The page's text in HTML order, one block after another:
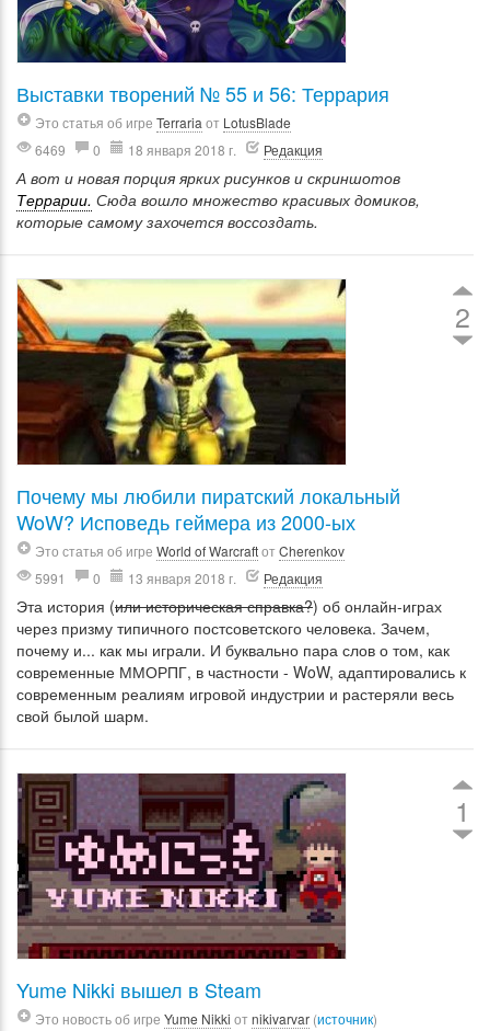
Выставки творений № 55 и 56: Террария
Это статья об игре Terraria от LotusBlade
6469
0 18 января 2018 г. Редакция
А вот и новая порция ярких рисунков и скриншотов
Террарии. Сюда вошло множество красивых домиков,
которые самому захочется воссоздать.
2
Почему мы любили пиратский локальный
WoW? Исповедь геймера из 2000-ых
Это статья об игре World of WarcraftотCherenkov
5991
0 13 января 2018 г. Редакция
Эта история (или историческая справка?) об онлайн-играх
через призму типичного постсоветского человека. Зачем,
почему и... как мы играли. И буквально пара слов о том, как
современные ММОРПГ, в частности - WoW, адаптировались к
современным реалиям игровой индустрии и растеряли весь
свой былой шарм.
1
Yume Nikki вышел в Steam
Это новость об игре Yume Nikki отnikivarvar (источник)